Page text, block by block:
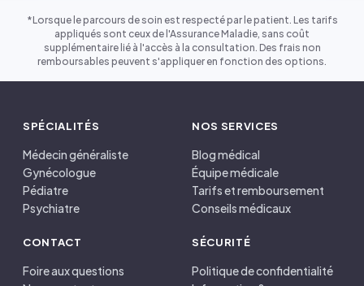
*Lorsque le parcours de soin est respecté par le patient. Les tarifs
appliqués sont ceux de l'Assurance Maladie, sans coût
supplémentaire lié à l'accès à la consultation. Des frais non
remboursables peuvent s'appliquer en fonction des options.
SPÉCIALITÉS
Médecin généraliste
Gynécologue
Pédiatre
Psychiatre
NOS SERVICES
Blog médical
Équipe médicale
Tarifs et remboursement
Conseils médicaux
CONTACT
Foire aux questions
SÉCURITÉ
Politique de confidentialité